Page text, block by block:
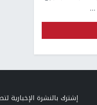
إشترك بالنشرة الإخبارية